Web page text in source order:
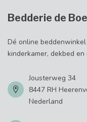
Bedderie de
Dé online
kinderkamer, dekbed
Jousterweg 34
8447 RH
Nederland